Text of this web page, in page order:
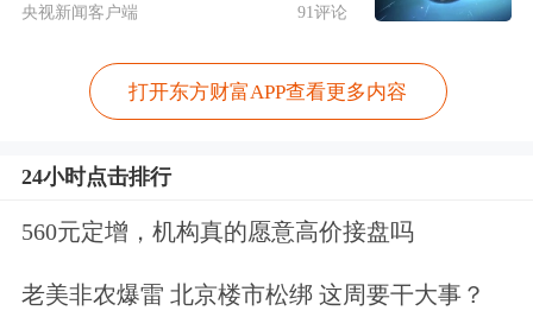
能包，用户无需具备代码基础与环境配
置经验，即可跨软件执行自动化任务。
造的本地AI助手QClaw也正式开启内
测，无需服务器、无需额外配置IM工
具，即可在个人电脑上一键部署“小龙
央视新闻客户端 91评论
打开东方财富APP查看更多内容
24小时点击排行
560元定增，机构真的愿意高价接盘吗
老美非农爆雷 北京楼市松绑 这周要干大事？